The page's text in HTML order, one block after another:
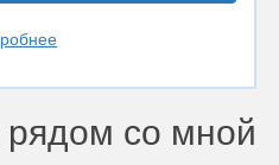
рядом со мной